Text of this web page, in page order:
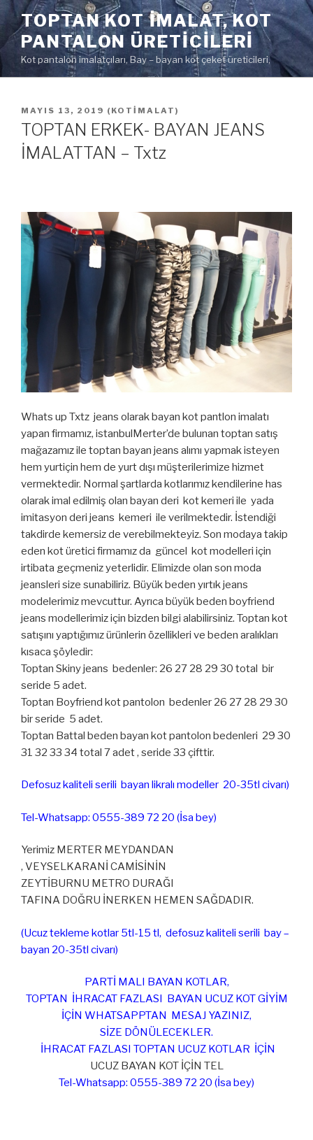
İçeriğe
geç TOPTAN KOT IMALAT, KOT
PANTALON ÜRETICILERI
Kot pantalon imalatçıları, Bay – bayan kot çeket üreticileri,
YAYIM
TARIHI
MAYIS 13, 2019 ( KOTIMALAT )
TOPTAN ERKEK- BAYAN JEANS
İMALATTAN – Txtz
Whats up Txtz jeans olarak bayan kot pantlon imalatı
yapan firmamız, istanbulMerter’de bulunan toptan satış
mağazamız ile toptan bayan jeans alımı yapmak isteyen
hem yurtiçin hem de yurt dışı müşterilerimize hizmet
vermektedir. Normal şartlarda kotlarımız kendilerine has
olarak imal edilmiş olan bayan deri kot kemeri ile yada
imitasyon deri jeans kemeri ile verilmektedir. İstendiği
takdirde kemersiz de verebilmekteyiz. Son modaya takip
eden kot üretici firmamız da güncel kot modelleri için
irtibata geçmeniz yeterlidir. Elimizde olan son moda
jeansleri size sunabiliriz. Büyük beden yırtık jeans
modelerimiz mevcuttur. Ayrıca büyük beden boyfriend
jeans modellerimiz için bizden bilgi alabilirsiniz. Toptan kot
satışını yaptığımız ürünlerin özellikleri ve beden aralıkları
kısaca şöyledir:
Toptan Skiny jeans bedenler: 26 27 28 29 30 total bir
seride 5 adet.
Toptan Boyfriend kot pantolon bedenler 26 27 28 29 30
bir seride 5 adet.
Toptan Battal beden bayan kot pantolon bedenleri 29 30
31 32 33 34 total 7 adet , seride 33 çifttir.
Defosuz kaliteli serili bayan likralı modeller 20-35tl civarı)
Tel-Whatsapp: 0555-389 72 20 (İsa bey)
Yerimiz MERTER MEYDANDAN
, VEYSELKARANİ CAMİSİNİN
ZEYTİBURNU METRO DURAĞI
TAFINA DOĞRU İNERKEN HEMEN SAĞDADIR.
(Ucuz tekleme kotlar 5tl-15 tl, defosuz kaliteli serili bay –
bayan 20-35tl civarı)
PARTİ MALI BAYAN KOTLAR,
TOPTAN İHRACAT FAZLASI BAYAN UCUZ KOT GİYİM
İÇİN WHATSAPPTAN MESAJ YAZINIZ,
SİZE DÖNÜLECEKLER.
İHRACAT FAZLASI TOPTAN UCUZ KOTLAR İÇİN
UCUZ BAYAN KOT İÇİN TEL
Tel-Whatsapp: 0555-389 72 20 (İsa bey)